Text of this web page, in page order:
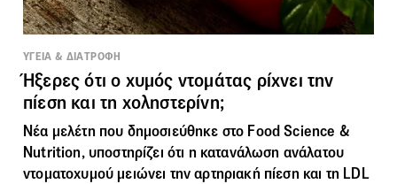
ΥΓΕΙΑ & ΔΙΑΤΡΟΦΗ
Ήξερες ότι ο χυμός ντομάτας ρίχνει την
πίεση και τη χοληστερίνη;
Νέα μελέτη που δημοσιεύθηκε στο Food Science &
Nutrition, υποστηρίζει ότι η κατανάλωση ανάλατου
ντοματοχυμού μειώνει την αρτηριακή πίεση και τη LDL